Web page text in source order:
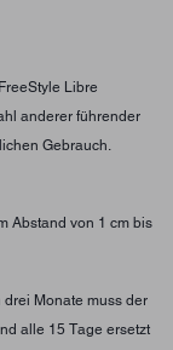
Libre
anderer führender
Gebrauch.
Abstand von 1 cm bis
Monate muss der
alle 15 Tage ersetzt